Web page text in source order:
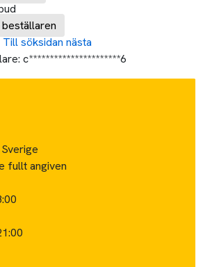
Till söksidan nästa
c**********************6
fullt angiven